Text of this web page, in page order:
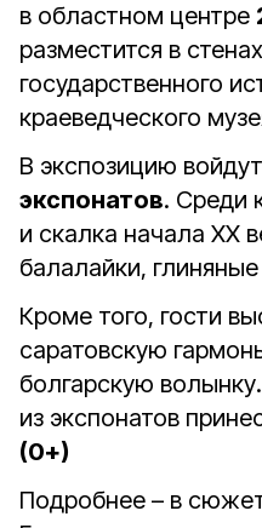
в областном центре
разместится в
государственного
краеведческого
В экспозицию
экспонатов. Среди
и скалка начала XX
балалайки,
Кроме того, гости
саратовскую
болгарскую
из экспонатов
(0+)
Подробнее – в